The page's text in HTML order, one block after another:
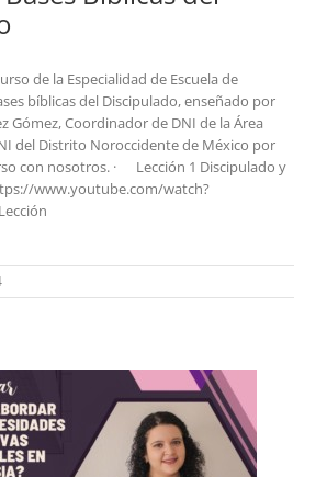
de la Especialidad de Escuela de
bíblicas del Discipulado, enseñado por
Gómez, Coordinador de DNI de la Área
del Distrito Noroccidente de México por
con nosotros. · Lección 1 Discipulado y
www.youtube.com/watch?